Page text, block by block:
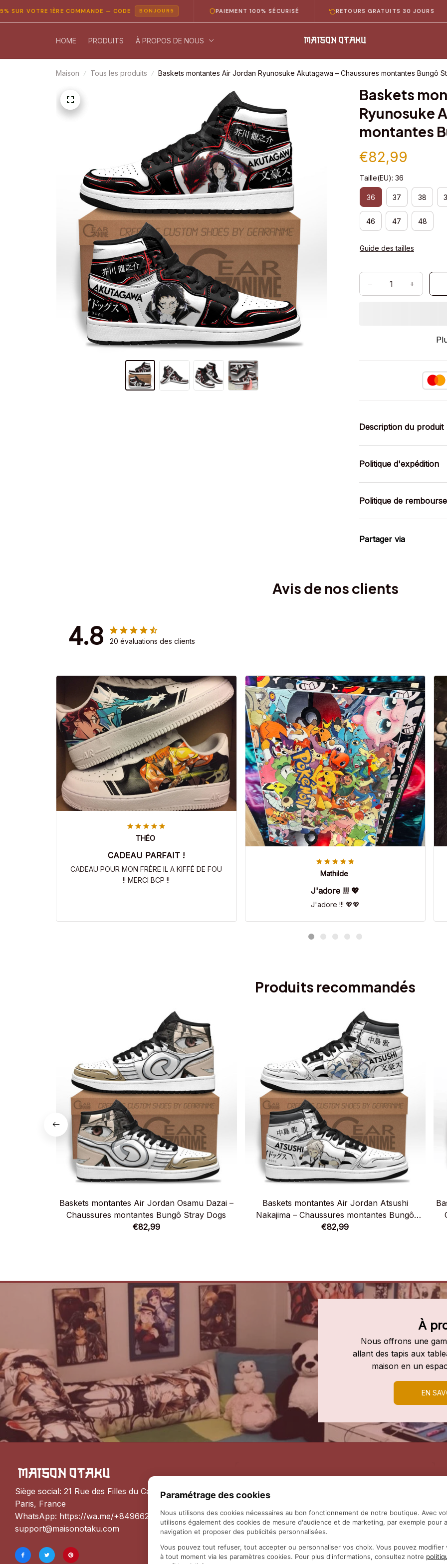
1ÈRE COMMANDE — CODE BONJOUR5 PAIEMENT 100% SÉCURISÉ RETOURS GRATUITS 30 JOURS
HOME PRODUITS À PROPOS DE NOUS
Maison Tous les produits Baskets montantes Air Jordan Ryunosuke Akutagawa – Chaussures montantes Bungô
Baskets
Ryunosuke
montantes
€82,99
Taille(EU): 36
36 37 38
46 47 48
Guide des tailles
Description du produit
Politique d'expédition
Politique de
Partager via
Avis de nos clients
4.8 20 évaluations des clients
THÉO
CADEAU PARFAIT !
CADEAU POUR MON FRÈRE IL A KIFFÉ DE FOU
!! MERCI BCP !!
Mathilde
J'adore !!! 💖
J'adore !!! 💖💖
Produits recommandés
Baskets montantes Air Jordan Osamu Dazai –
Chaussures montantes Bungô Stray Dogs
€82,99
Baskets montantes Air Jordan Atsushi
Nakajima – Chaussures montantes Bungô
Stray Dogs
€82,99
À
Nous offrons une
allant des tapis aux
maison en un
EN
Siège social: 21 Rue des Filles du Calvaire, 75003
Paris, France
WhatsApp: https://wa.me/+84966206648
support@maisonotaku.com
Paramétrage des cookies
Nous utilisons des cookies nécessaires au bon fonctionnement de notre boutique. Avec
utilisons également des cookies de mesure d'audience et de marketing, par exemple pour
navigation et proposer des publicités personnalisées.
Vous pouvez tout refuser, tout accepter ou personnaliser vos choix. Vous pouvez
à tout moment via les paramètres cookies. Pour plus d'informations, consultez notre